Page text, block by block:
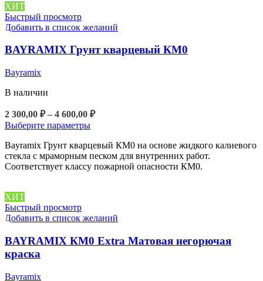
странице
ХИТ
Быстрый просмотр
Добавить в список желаний
BAYRAMIX Грунт кварцевый КМ0
Bayramix
В наличии
2 300,00 ₽ – 4 600,00 ₽Диапазон
300,00 ₽
–
4
Выберите параметрыЭтот
имеет
несколько
вариаций.
странице
Bayramix Грунт кварцевый КМ0 на основе жидкого калиевого
стекла с мраморным песком для внутренних работ.
Соответствует классу пожарной опасности КМ0.
ХИТ
Быстрый просмотр
Добавить в список желаний
BAYRAMIX КМ0 Extra Матовая негорючая
краска
Bayramix